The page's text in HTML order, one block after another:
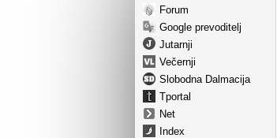
Forum
Google prevoditelj
Jutarnji
Večernji
Slobodna Dalmacija
Tportal
Net
Index